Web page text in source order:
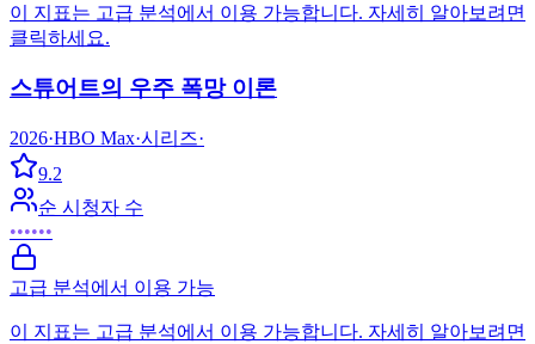
이 지표는 고급 분석에서 이용 가능합니다. 자세히 알아보려면
클릭하세요.
스튜어트의 우주 폭망 이론
2026·HBO Max·시리즈·
9.2
순 시청자 수
••••••
고급 분석에서 이용 가능
이 지표는 고급 분석에서 이용 가능합니다. 자세히 알아보려면